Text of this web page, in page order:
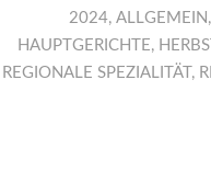
2024, ALLGEMEIN ,
HAUPTGERICHTE, HERBST
REGIONALE SPEZIALITÄT ,